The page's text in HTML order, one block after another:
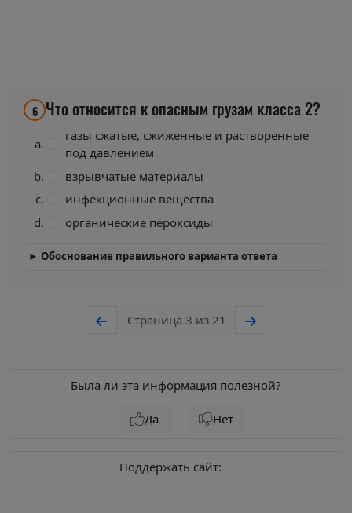
6 Что относится к опасным грузам класса 2?
газы сжатые, сжиженные и растворенные
под давлением
взрывчатые материалы
инфекционные вещества
органические пероксиды
Обоснование правильного варианта ответа
Страница 3 из 21
Была ли эта информация полезной?
Да Нет
Поддержать сайт: